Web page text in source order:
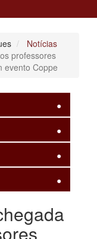
Notícias
professores
evento Coppe